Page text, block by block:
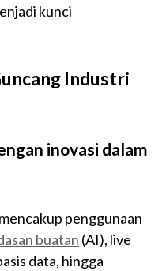
kunci
Industri
inovasi dalam
penggunaan
buatan (AI), live
data, hingga